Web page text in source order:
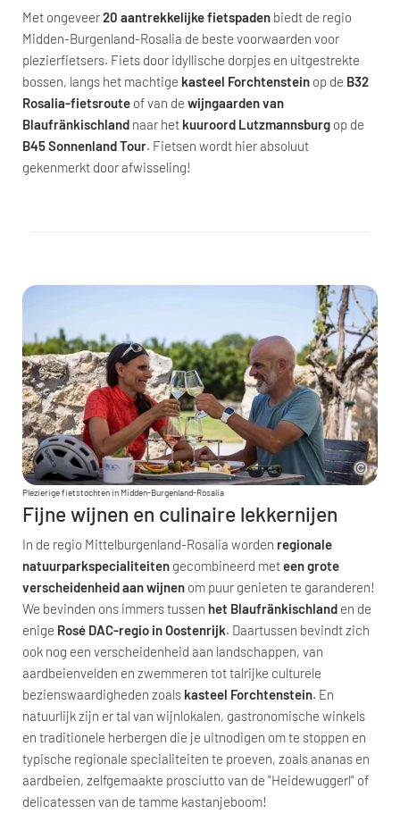
Met ongeveer20 aantrekkelijke fietspaden biedt de regio
Midden-Burgenland-Rosalia de beste voorwaarden voor
plezierfietsers. Fiets door idyllische dorpjes en uitgestrekte
bossen, langs het machtige kasteel Forchtenstein op de B32
Rosalia-fietsroute of van de wijngaarden van
Blaufränkischland naar het kuuroord Lutzmannsburg op de
B45 Sonnenland Tour. Fietsen wordt hier absoluut
gekenmerkt door afwisseling!
Plezierige fietstochten in Midden-Burgenland-Rosalia
Fijne wijnen en culinaire lekkernijen
In de regio Mittelburgenland-Rosalia worden regionale
natuurparkspecialiteiten gecombineerd meteen grote
verscheidenheid aan wijnen om puur genieten te garanderen!
We bevinden ons immers tussen het Blaufränkischland en de
enige Rosé DAC-regio in Oostenrijk. Daartussen bevindt zich
ook nog een verscheidenheid aan landschappen, van
aardbeienvelden en zwemmeren tot talrijke culturele
bezienswaardigheden zoals kasteel Forchtenstein. En
natuurlijk zijn er tal van wijnlokalen, gastronomische winkels
en traditionele herbergen die je uitnodigen om te stoppen en
typische regionale specialiteiten te proeven, zoals ananas en
aardbeien, zelfgemaakte prosciutto van de "Heidewuggerl" of
delicatessen van de tamme kastanjeboom!